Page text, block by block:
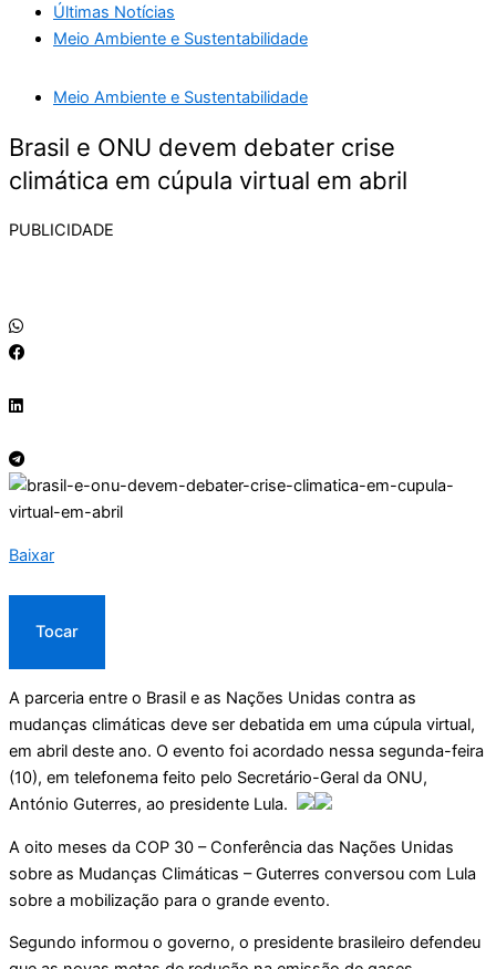
Últimas Notícias
Meio Ambiente e Sustentabilidade
Meio Ambiente e Sustentabilidade
Brasil e ONU devem debater crise
climática em cúpula virtual em abril
PUBLICIDADE
Baixar
Tocar
A parceria entre o Brasil e as Nações Unidas contra as
mudanças climáticas deve ser debatida em uma cúpula virtual,
em abril deste ano. O evento foi acordado nessa segunda-feira
(10), em telefonema feito pelo Secretário-Geral da ONU,
António Guterres, ao presidente Lula.
A oito meses da COP 30 – Conferência das Nações Unidas
sobre as Mudanças Climáticas – Guterres conversou com Lula
sobre a mobilização para o grande evento.
Segundo informou o governo, o presidente brasileiro defendeu